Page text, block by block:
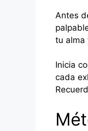
Antes
tu alma
Inicia
cada